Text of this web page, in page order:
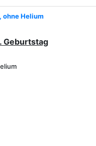
ohne Helium
Geburtstag